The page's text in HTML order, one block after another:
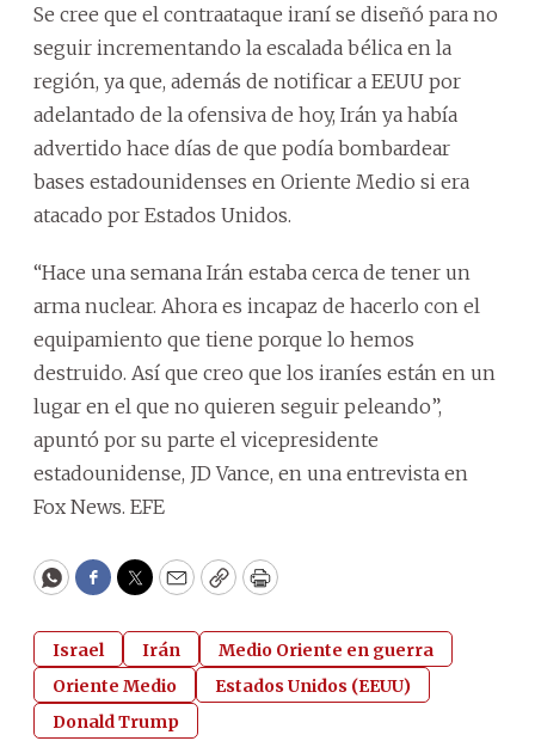
Se cree que el contraataque iraní se diseñó para no
seguir incrementando la escalada bélica en la
región, ya que, además de notificar a EEUU por
adelantado de la ofensiva de hoy, Irán ya había
advertido hace días de que podía bombardear
bases estadounidenses en Oriente Medio si era
atacado por Estados Unidos.
“Hace una semana Irán estaba cerca de tener un
arma nuclear. Ahora es incapaz de hacerlo con el
equipamiento que tiene porque lo hemos
destruido. Así que creo que los iraníes están en un
lugar en el que no quieren seguir peleando”,
apuntó por su parte el vicepresidente
estadounidense, JD Vance, en una entrevista en
Fox News. EFE
WhatsApp
Facebook
Twitter
EmailCopyPrint
Israel Irán
Medio Oriente en guerra
Oriente Medio
Estados Unidos (EEUU)
Donald Trump